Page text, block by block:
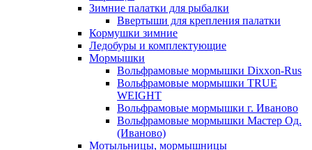
Зимние палатки для рыбалки
Ввертыши для крепления палатки
Кормушки зимние
Ледобуры и комплектующие
Мормышки
Вольфрамовые мормышки Dixxon-Rus
Вольфрамовые мормышки TRUE
WEIGHT
Вольфрамовые мормышки г. Иваново
Вольфрамовые мормышки Мастер Од.
(Иваново)
Мотыльницы, мормышницы